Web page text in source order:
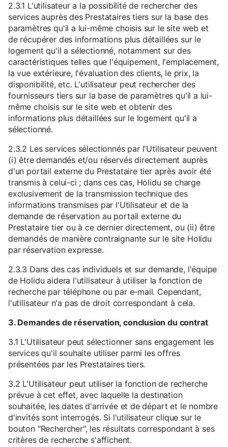
2.3.1 L'utilisateur a la possibilité de rechercher des
services auprès des Prestataires tiers sur la base des
paramètres qu'il a lui-même choisis sur le site web et
de récupérer des informations plus détaillées sur le
logement qu'il a sélectionné, notamment sur des
caractéristiques telles que l'équipement, l'emplacement,
la vue extérieure, l'évaluation des clients, le prix, la
disponibilité, etc. L'utilisateur peut rechercher des
fournisseurs tiers sur la base de paramètres qu'il a lui-
même choisis sur le site web et obtenir des
informations plus détaillées sur le logement qu'il a
sélectionné.
2.3.2 Les services sélectionnés par l'Utilisateur peuvent
(i) être demandés et/ou réservés directement auprès
d'un portail externe du Prestataire tier après avoir été
transmis à celui-ci ; dans ces cas, Holidu se charge
exclusivement de la transmission technique des
informations transmises par l'Utilisateur et de la
demande de réservation au portail externe du
Prestataire tier ou à ce dernier directement, ou (ii) être
demandés de manière contraignante sur le site Holidu
par réservation expresse.
2.3.3 Dans des cas individuels et sur demande, l'équipe
de Holidu aidera l'utilisateur à utiliser la fonction de
recherche par téléphone ou par e-mail. Cependant,
l'utilisateur n'a pas de droit correspondant à cela.
3. Demandes de réservation, conclusion du contrat
3.1 L'Utilisateur peut sélectionner sans engagement les
services qu'il souhaite utiliser parmi les offres
présentées par les Prestataires tiers.
3.2 L'Utilisateur peut utiliser la fonction de recherche
prévue à cet effet, avec laquelle la destination
souhaitée, les dates d'arrivée et de départ et le nombre
d'invités sont interrogés. Si l'utilisateur clique sur le
bouton "Rechercher", les résultats correspondant à ses
critères de recherche s'affichent.